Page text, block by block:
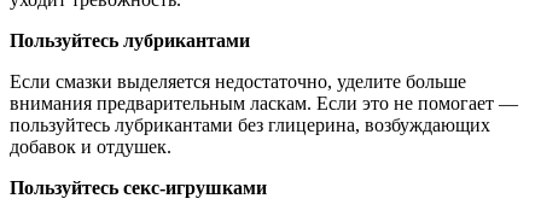
Пользуйтесь лубрикантами
Если смазки выделяется недостаточно, уделите больше
внимания предварительным ласкам. Если это не помогает —
пользуйтесь лубрикантами без глицерина, возбуждающих
добавок и отдушек.
Пользуйтесь секс-игрушками